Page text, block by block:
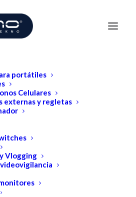
portátiles
Celulares
externas y regletas
Vlogging
de septiembre de 2022
para Unno Tekno LLC
o "nuestro"), describe cómo y por
almacenar, utilizar y/o compartir